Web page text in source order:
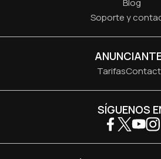
Blog
Soporte y
Tarifas
SÍGUENOS